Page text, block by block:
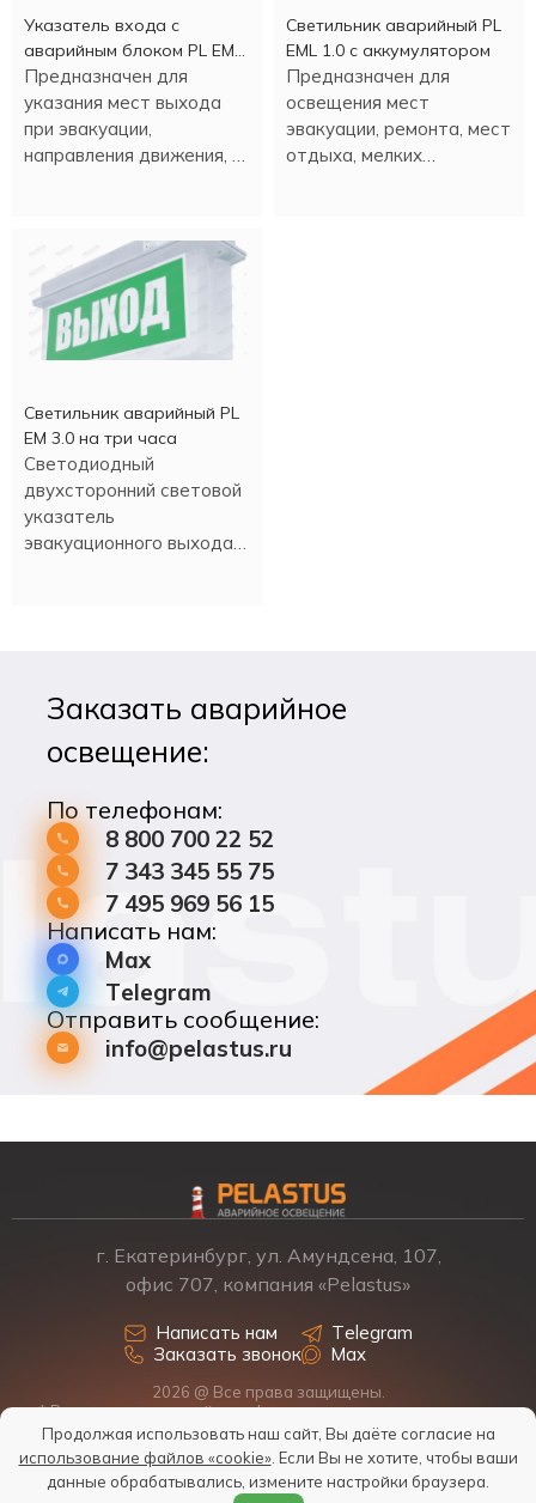
Указатель входа c
аварийным блоком PL EM
2.0 (1,5 часа)
Предназначен для
указания мест выхода
при эвакуации,
направления движения, а
Светильник аварийный PL
EML 1.0 с аккумулятором
Предназначен для
освещения мест
эвакуации, ремонта, мест
отдыха, мелких
Светильник аварийный PL
EM 3.0 на три часа
Светодиодный
двухсторонний световой
указатель
эвакуационного выхода
часов.
Заказать аварийное
освещение:
По телефонам:
8 800 700 22 52
7 343 345 55 75
7 495 969 56 15
Написать нам:
Max
Telegram
Отправить сообщение:
info@pelastus.ru
г. Екатеринбург, ул. Амундсена, 107,
офис 707, компания «Pelastus»
Написать нам
Заказать звонок
Telegram
Max
2026 @ Все права защищены.
* Размещенная на сайте информация о товарах и ценах не
является офертой, наличие, стоимость, условия поставки
обсуждаются индивидуально у менеджеров.
Политика обработки персональных данных
Продолжая использовать наш сайт, Вы даёте согласие на
использование файлов «cookie». Если Вы не хотите, чтобы ваши
данные обрабатывались, измените настройки браузера.